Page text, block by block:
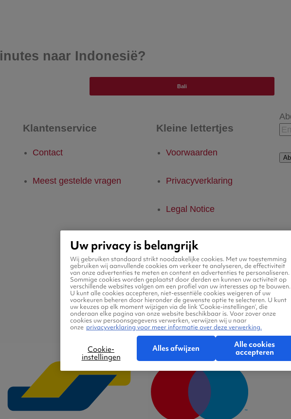
naar Indonesië?
Bali
Klantenservice
Contact
Meest gestelde vragen
Kleine lettertjes
Voorwaarden
Privacyverklaring
Legal Notice
Cookiebeleid
Cookie-instellingen
Uw privacy is belangrijk
Wij gebruiken standaard strikt noodzakelijke cookies. Met uw toestemming
gebruiken wij aanvullende cookies om verkeer te analyseren, de effectiviteit
van onze advertenties te meten en content en advertenties te personaliseren.
Sommige cookies worden geplaatst door derden en kunnen uw activiteit op
verschillende websites volgen om een profiel van uw interesses op te bouwen.
U kunt alle cookies accepteren, niet-essentiële cookies weigeren of uw
voorkeuren beheren door hieronder de gewenste optie te selecteren. U kunt
uw keuzes op elk moment wijzigen via de link ‘Cookie-instellingen’, die
onderaan elke pagina van onze website beschikbaar is. Voor zover onze
cookies uw persoonsgegevens verwerken, verwijzen wij u naar
onze privacyverklaring voor meer informatie over deze verwerking.
Cookie-
instellingen
Alles afwijzen
Alle cookies
accepteren